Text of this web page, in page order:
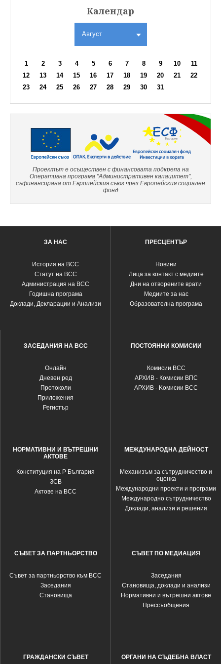
Календар
Август
1 2 3 4 5 6 7 8 9 10
11
12
13 14 15 16 17 18 19 20 21
22
23
24 25 26 27 28 29 30 31
Проектът е осъществен с финансовата подкрепа на
Оперативна програма "Административен капацитет",
съфинансирана от Европейския съюз чрез Европейския социален
фонд
ЗА НАС
История на ВСС
Статут на ВСС
Администрация на ВСС
Годишна програма
Доклади, Декларации и Анализи
ПРЕСЦЕНТЪР
Новини
Лица за контакт с медиите
Дни на отворените врати
Медиите за нас
Образователна програма
ЗАСЕДАНИЯ НА ВСС
Oнлайн
Дневен ред
Протоколи
Приложения
Регистър
ПОСТОЯННИ КОМИСИИ
Комисии ВСС
АРХИВ - Комисии ВПС
АРХИВ - Kомисии ВСС
НОРМАТИВНИ И ВЪТРЕШНИ
АКТОВЕ
Конституция на Р България
ЗСВ
Актове на ВСС
МЕЖДУНАРОДНА ДЕЙНОСТ
Механизъм за сътрудничество и
оценка
Международни проекти и програми
Международно сътрудничество
Доклади, анализи и решения
СЪВЕТ ЗА ПАРТНЬОРСТВО
Съвет за партньорство към ВСС
Заседания
Становища
СЪВЕТ ПО МЕДИАЦИЯ
Заседания
Становища, доклади и анализи
Нормативни и вътрешни актове
Прессъобщения
ГРАЖДАНСКИ СЪВЕТ ОРГАНИ НА СЪДЕБНА ВЛАСТ